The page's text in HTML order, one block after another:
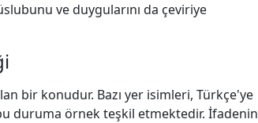
ve duygularını da çeviriye
bir konudur. Bazı yer isimleri, Türkçe'ye
duruma örnek teşkil etmektedir. İfadenin